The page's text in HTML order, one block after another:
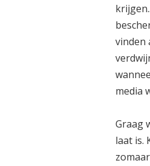
vinden
media
Graag
laat is.